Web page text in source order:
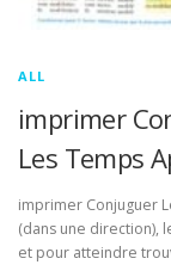
ALL
imprimer
Les Temps
imprimer Conjuguer
(dans une direction),
et pour atteindre